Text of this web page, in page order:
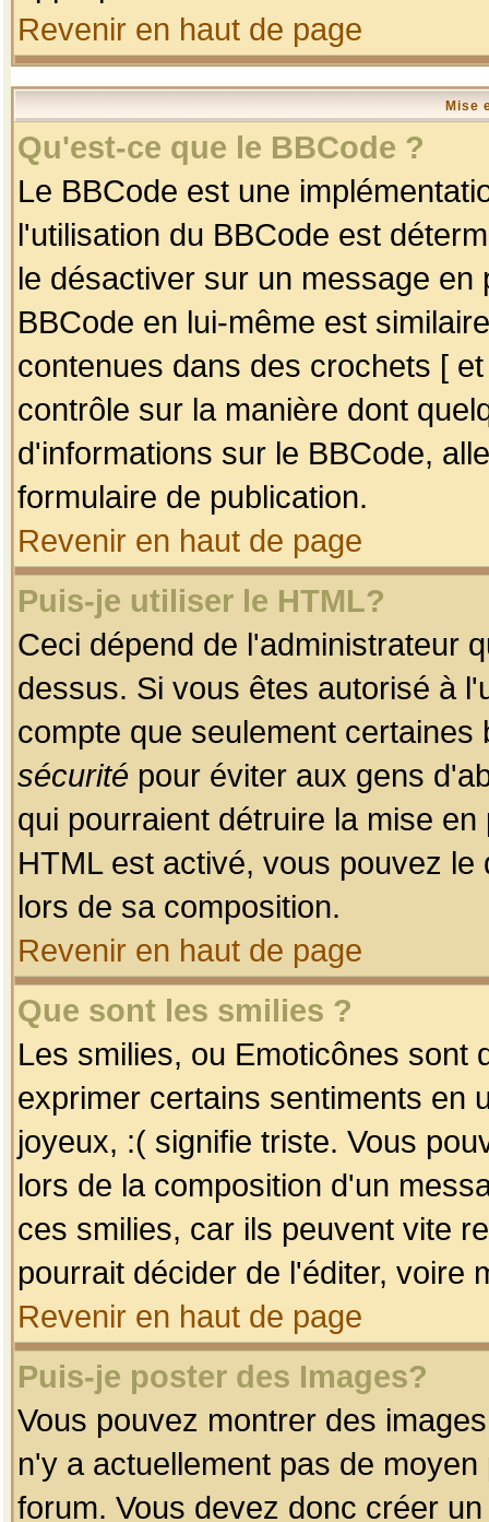
Revenir en haut de page
Mise
Qu'est-ce que le BBCode ?
Le BBCode est une
l'utilisation du BBCode est
le désactiver sur un message
BBCode en lui-même est
contenues dans des crochets [
contrôle sur la manière dont
d'informations sur le BBCode,
formulaire de publication.
Revenir en haut de page
Puis-je utiliser le HTML?
Ceci dépend de l'administrateur
dessus. Si vous êtes autorisé à
compte que seulement
sécurité pour éviter aux gens
qui pourraient détruire la mise
HTML est activé, vous pouvez
lors de sa composition.
Revenir en haut de page
Que sont les smilies ?
Les smilies, ou Emoticônes sont
exprimer certains sentiments en
joyeux, :( signifie triste. Vous
lors de la composition d'un
ces smilies, car ils peuvent vite
pourrait décider de l'éditer, voire
Revenir en haut de page
Puis-je poster des Images?
Vous pouvez montrer des
n'y a actuellement pas de
forum. Vous devez donc créer